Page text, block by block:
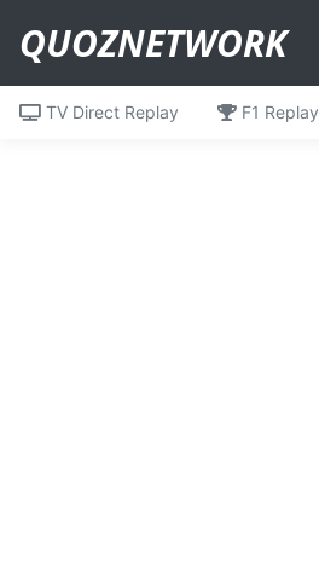
QUOZNETWORK
TV Direct Replay F1 Replay